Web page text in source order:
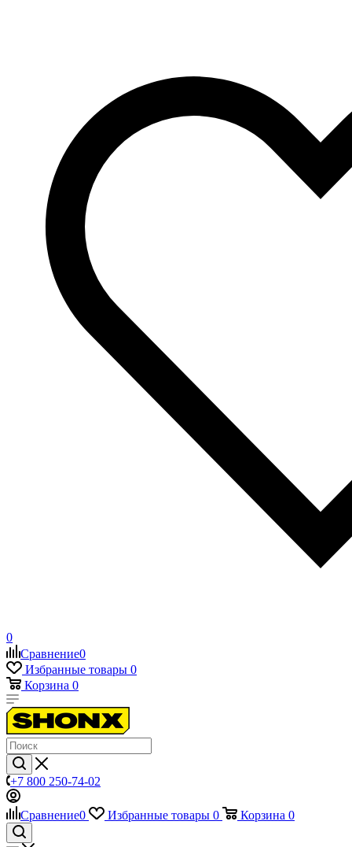
0
Сравнение0
Избранные товары 0
Корзина 0
+7 800 250-74-02
Сравнение0 Избранные товары 0 Корзина 0